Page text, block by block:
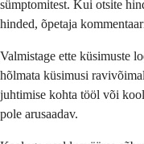
sümptomitest. Kui otsite
hinded, õpetaja
Valmistage ette küsimuste
hõlmata küsimusi
juhtimise kohta tööl või
pole arusaadav.